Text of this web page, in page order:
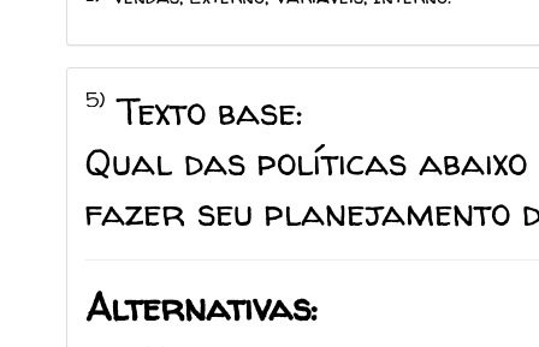
5) Texto base:
Qual das políticas
fazer seu planejamento
Alternativas: